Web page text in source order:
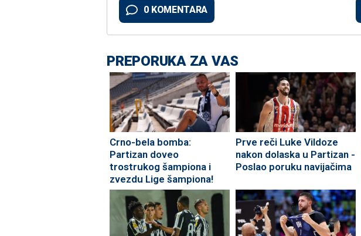
0 KOMENTARA
PREPORUKA ZA VAS
Crno-bela bomba:
Partizan doveo
trostrukog šampiona i
zvezdu Lige šampiona!
Prve reči Luke Vildoze
nakon dolaska u Partizan -
Poslao poruku navijačima